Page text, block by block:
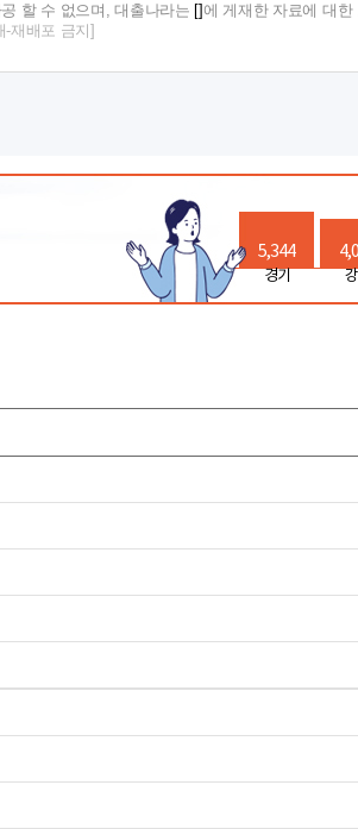
할 수 없으며, 대출나라는
에 게재한 자료에 대
재배포 금지]
5,344
경기